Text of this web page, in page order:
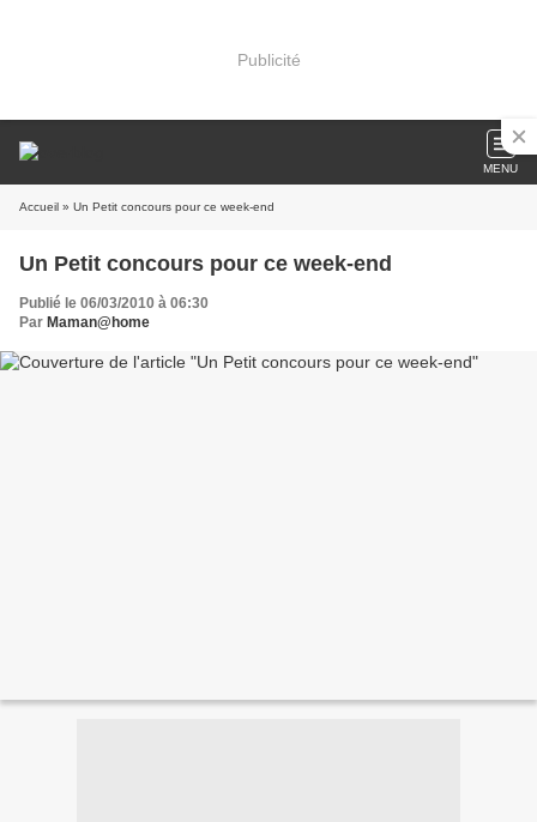
Publicité
MENU
Accueil » Un Petit concours pour ce week-end
Un Petit concours pour ce week-end
Publié le 06/03/2010 à 06:30
Par Maman@home